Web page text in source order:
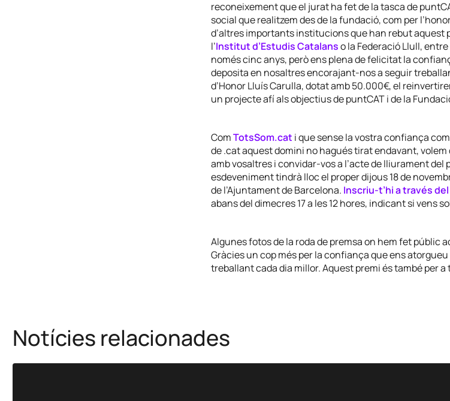
reconeixement que el jurat ha fet de la tasca de
social que realitzem des de la fundació, com per
d’altres importants institucions que han rebut aquest
l’Institut d’Estudis Catalanso la Federació Llull,
només cinc anys, però ens plena de felicitat la
deposita en nosaltres encorajant-nos a seguir
d’Honor Lluís Carulla, dotat amb 50.000€, el
un projecte afí als objectius de puntCAT i de la
ComTotsSom.cat i que sense la vostra confiança
de .cat aquest domini no hagués tirat endavant,
amb vosaltres i convidar-vos a l’acte de lliurament del
esdeveniment tindrà lloc el proper dijous 18 de
de l’Ajuntament de Barcelona. Inscriu-t’hi a través
abans del dimecres 17 a les 12 hores, indicant si vens
Algunes fotos de la roda de premsa on hem fet públic
Gràcies un cop més per la confiança que ens
treballant cada dia millor. Aquest premi és també per a
Notícies relacionades